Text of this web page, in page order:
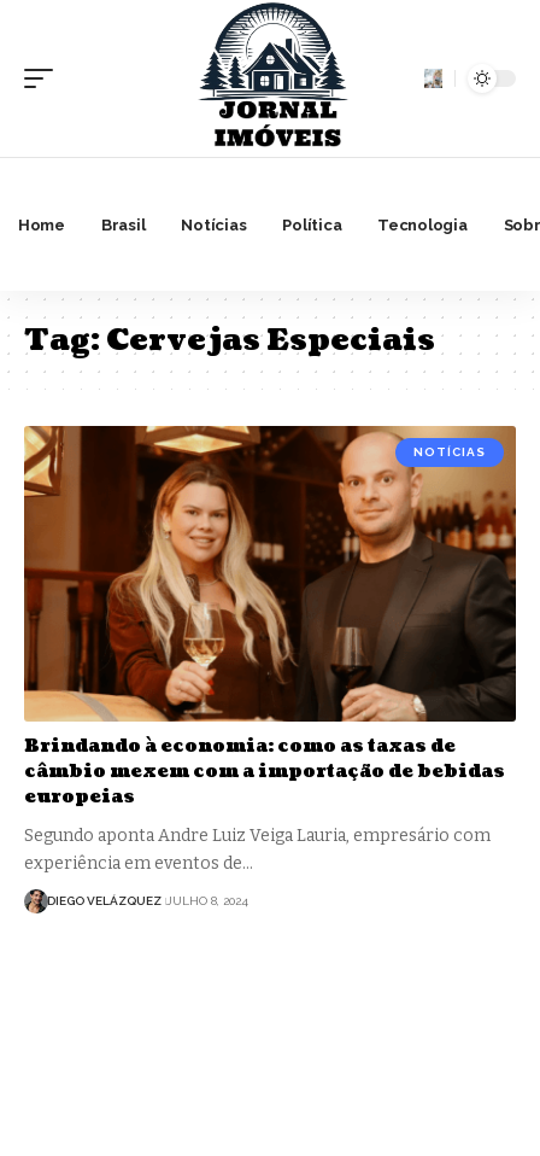
Home Brasil Notícias Política Tecnologia
Tag:Cervejas Especiais
NOTÍCIAS
Brindando à economia: como as taxas de
câmbio mexem com a importação de bebidas
europeias
Segundo aponta Andre Luiz Veiga Lauria, empresário com
experiência em eventos de…
DIEGO VELÁZQUEZ JULHO 8, 2024